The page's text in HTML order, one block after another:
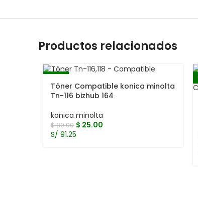
Productos relacionados
Tóner Compatible konica minolta
Tn-116 bizhub 164
konica minolta
$30.00 $ 25.00
S/ 91.25